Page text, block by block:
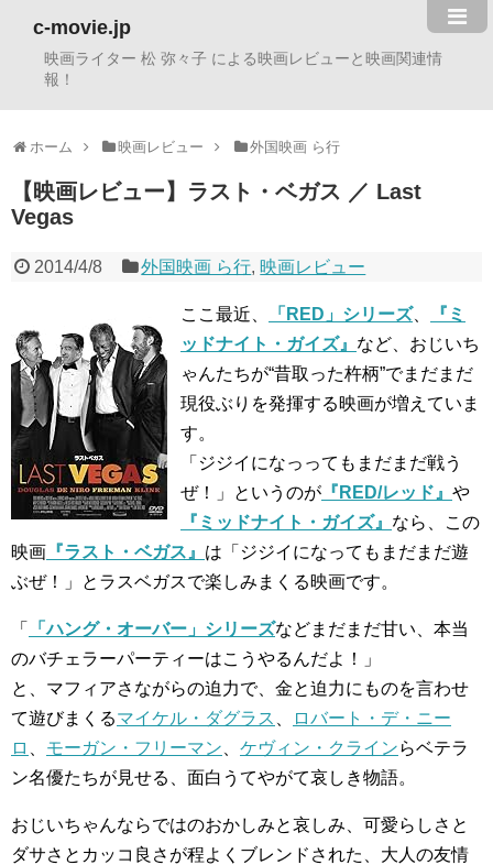
c-movie.jp
映画ライター 松 弥々子 による映画レビューと映画関連情
報！
ホーム 映画レビュー 外国映画 ら行
【映画レビュー】ラスト・ベガス ／ Last
Vegas
2014/4/8 外国映画 ら行, 映画レビュー
ここ最近、 「RED」シリーズ、
『ミ
ッドナイト・ガイズ』 など、おじいち
ゃんたちが“昔取った杵柄”でまだまだ
現役ぶりを発揮する映画が増えていま
す。
「ジジイになっってもまだまだ戦う
ぜ！」というのが 『RED/レッド』 や
『ミッドナイト・ガイズ』 なら、この
映画 『ラスト・ベガス』 は「ジジイになってもまだまだ遊
ぶぜ！」とラスベガスで楽しみまくる映画です。
「 「ハング・オーバー」シリーズなどまだまだ甘い、本当
のバチェラーパーティーはこうやるんだよ！」
と、マフィアさながらの迫力で、金と迫力にものを言わせ
て遊びまくるマイケル・ダグラス
ロバート・デ・ニー
ロ
モーガン・フリーマン ケヴィン・クラインらベテラ
ン名優たちが見せる、面白うてやがて哀しき物語。
おじいちゃんならではのおかしみと哀しみ、可愛らしさと
ダサさとカッコ良さが程よくブレンドされた、大人の友情